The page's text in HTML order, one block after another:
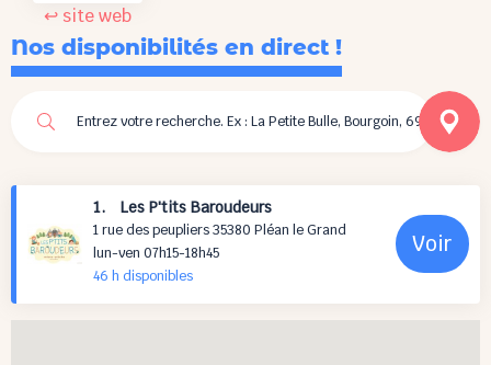
↩ site web
Nos disponibilités en direct !
1. Les P'tits Baroudeurs
1 rue des peupliers 35380 Pléan le Grand
lun-ven 07h15-18h45
46 h disponibles
Voir